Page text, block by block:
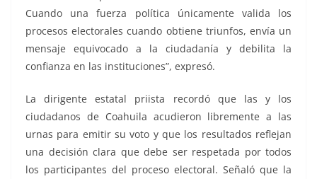
Cuando una fuerza política únicamente valida los
procesos electorales cuando obtiene triunfos, envía un
mensaje equivocado a la ciudadanía y debilita la
confianza en las instituciones”, expresó.
La dirigente estatal priista recordó que las y los
ciudadanos de Coahuila acudieron libremente a las
urnas para emitir su voto y que los resultados reflejan
una decisión clara que debe ser respetada por todos
los participantes del proceso electoral. Señaló que la